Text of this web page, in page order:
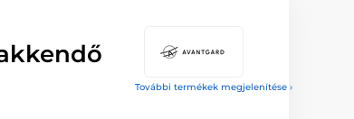
További termékek megjelenítése ›